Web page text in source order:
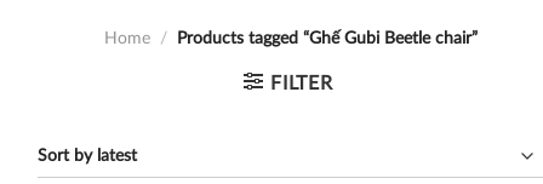
Home / Products tagged “Ghế Gubi Beetle chair”
FILTER